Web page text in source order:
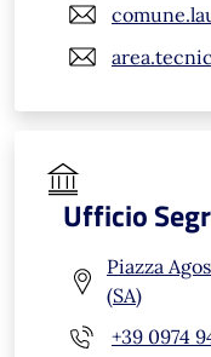
Ufficio
Piazza
(SA)
+39 0974